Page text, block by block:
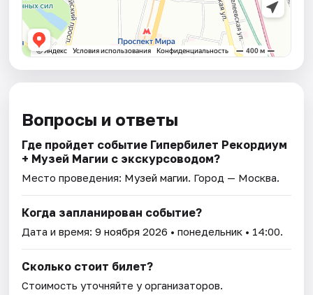
Вопросы и ответы
Где пройдет событие Гипербилет Рекордиум
+ Музей Магии с экскурсоводом?
Место проведения: Музей магии. Город — Москва.
Когда запланирован событие?
Дата и время:9 ноября 2026 • понедельник • 14:00.
Сколько стоит билет?
Стоимость уточняйте у организаторов.